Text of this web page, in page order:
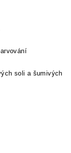
soli a šumivých